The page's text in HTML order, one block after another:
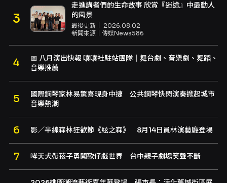
走進講者們的生命故事 欣賞『迷途』中最動人
的風景
最後更新｜ 2026.08.02
新聞來源｜ 傳媒News586
📅 八月演出快報 嚷嚷社駐站團隊｜舞台劇、音樂劇、舞蹈、
音樂推薦
國際鋼琴家林易驚喜現身中捷 公共鋼琴快閃演奏掀起城市
音樂熱潮
影／半線森林狂歡節《絃之森》 8月14日員林演藝廳登場
哮天犬帶孩子勇闖歌仔戲世界 台中親子劇場笑聲不斷